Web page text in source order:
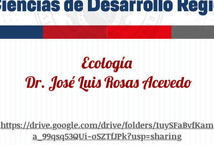
Ecología
Dr. José Luis Rosas Acevedo
https://drive.google.com/drive/folders/1uySFaBvfKam
a_99qsq53QUi-oSZTfJPk?usp=sharing